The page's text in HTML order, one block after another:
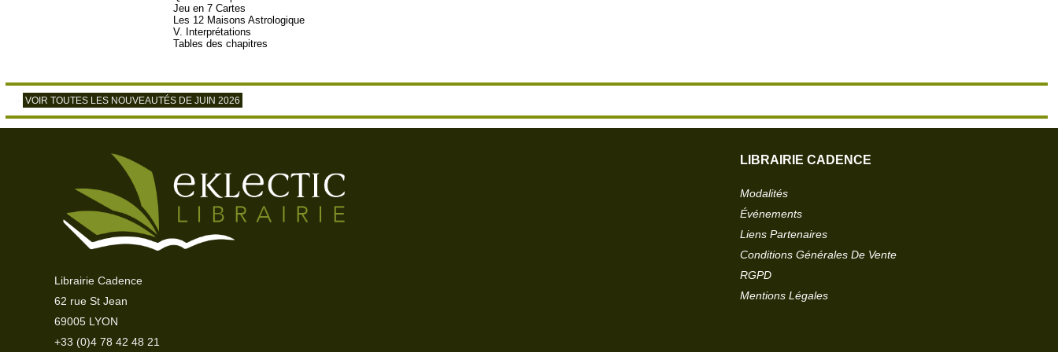
Jeu en 7 Cartes
Les 12 Maisons Astrologique
V. Interprétations
Tables des chapitres
VOIR TOUTES LES NOUVEAUTÉS DE JUIN 2026
Librairie Cadence
62 rue St Jean
69005 LYON
+33 (0)4 78 42 48 21
LIBRAIRIE CADENCE
Modalités
Événements
Liens Partenaires
Conditions Générales De Vente
RGPD
Mentions Légales